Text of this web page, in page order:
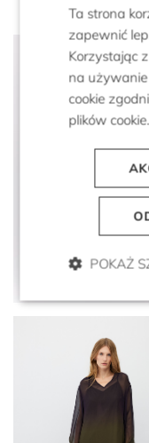
Ta strona
zapewnić
Korzystając
na
cookie
plików cookie.
POKAŻ